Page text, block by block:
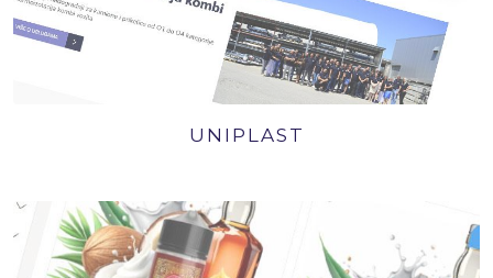
UNIPLAST